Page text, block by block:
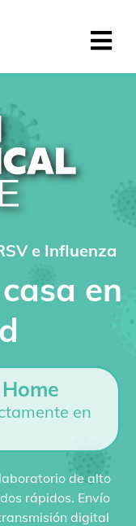
e Influenza
en
en
de alto
rápidos. Envío
digital